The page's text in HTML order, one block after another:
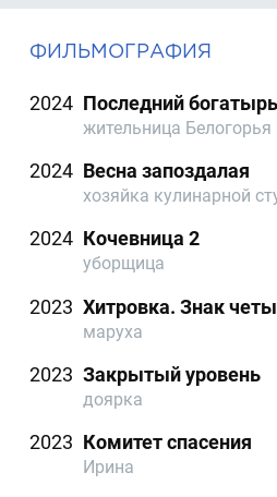
ФИЛЬМОГРАФИЯ
2024 Последний
жительница Белогорья
2024 Весна запоздалая
хозяйка кулинарной
2024 Кочевница 2
уборщица
2023 Хитровка. Знак
маруха
2023 Закрытый уровень
доярка
2023 Комитет спасения
Ирина